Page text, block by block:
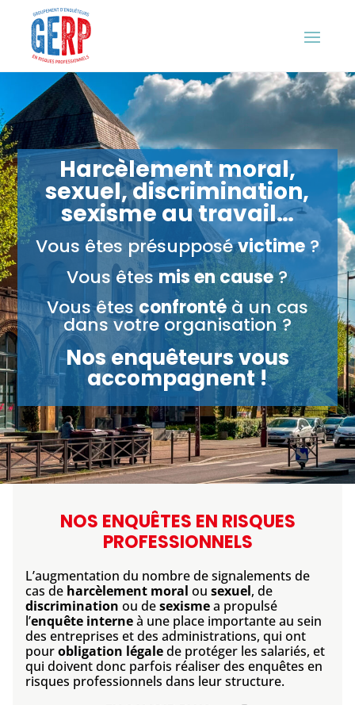
Harcèlement moral,
sexuel, discrimination,
sexisme au travail…
Vous êtes présupposévictime?
Vous êtes mis en cause?
Vous êtes confrontéà un cas
dans votre organisation ?
Nos enquêteurs vous
accompagnent !
NOS ENQUÊTES EN RISQUES
PROFESSIONNELS
L’augmentation du nombre de signalements de
cas de harcèlement moral ou sexuel, de
discrimination ou desexismea propulsé
l’enquête interneà une place importante au sein
des entreprises et des administrations, qui ont
pourobligation légalede protéger les salariés, et
qui doivent donc parfois réaliser des enquêtes en
risques professionnels dans leur structure.